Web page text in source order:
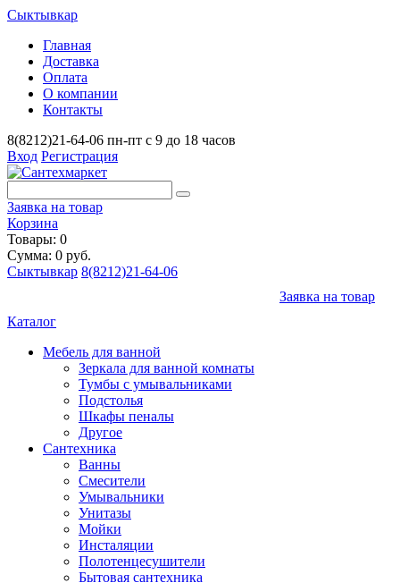
Сыктывкар
Главная
Доставка
Оплата
О компании
Контакты
8(8212)21-64-06 пн-пт с 9 до 18 часов
Вход Регистрация
Заявка на товар
Корзина
Товары: 0
Сумма: 0 руб.
Сыктывкар 8(8212)21-64-06
Заявка на товар
Каталог
Мебель для ванной
Зеркала для ванной комнаты
Тумбы с умывальниками
Подстолья
Шкафы пеналы
Другое
Сантехника
Ванны
Смесители
Умывальники
Унитазы
Мойки
Инсталяции
Полотенцесушители
Бытовая сантехника